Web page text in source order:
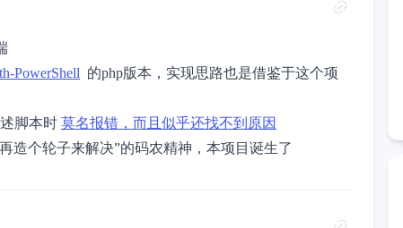
PowerShell 的php版本，实现思路也是借鉴于这个项
脚本时 莫名报错，而且似乎还找不到原因
造个轮子来解决”的码农精神，本项目诞生了